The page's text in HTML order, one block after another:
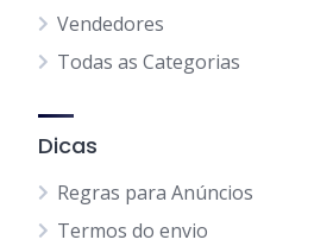
Vendedores
Todas as Categorias
Dicas
Regras para Anúncios
Termos do envio